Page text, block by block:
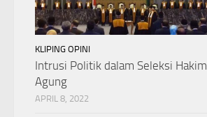
KLIPING OPINI
Intrusi Politik dalam Seleksi Hakim
Agung
APRIL 8, 2022